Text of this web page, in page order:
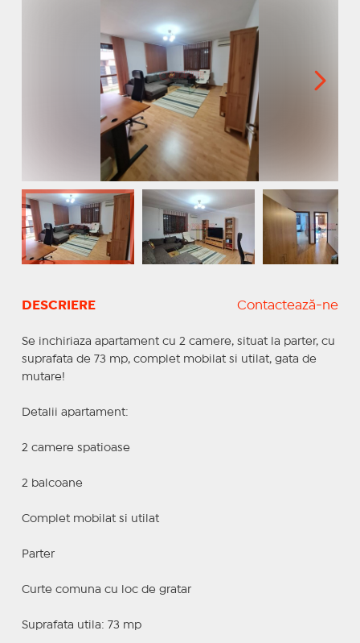
DESCRIERE Contactează-ne
Se inchiriaza apartament cu 2 camere, situat la parter, cu
suprafata de 73 mp, complet mobilat si utilat, gata de
mutare!
Detalii apartament:
2 camere spatioase
2 balcoane
Complet mobilat si utilat
Parter
Curte comuna cu loc de gratar
Suprafata utila: 73 mp